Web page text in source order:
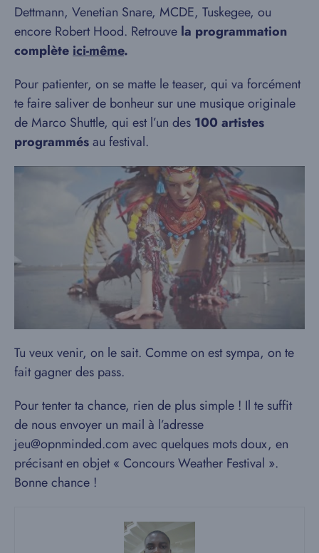
Dettmann, Venetian Snare, MCDE, Tuskegee, ou
encore Robert Hood. Retrouve la programmation
complète ici-même.
Pour patienter, on se matte le teaser, qui va forcément
te faire saliver de bonheur sur une musique originale
de Marco Shuttle, qui est l’un des 100 artistes
programmésau festival.
Tu veux venir, on le sait. Comme on est sympa, on te
fait gagner des pass.
Pour tenter ta chance, rien de plus simple ! Il te suffit
de nous envoyer un mail à l’adresse
jeu@opnminded.com avec quelques mots doux, en
précisant en objet « Concours Weather Festival ».
Bonne chance !